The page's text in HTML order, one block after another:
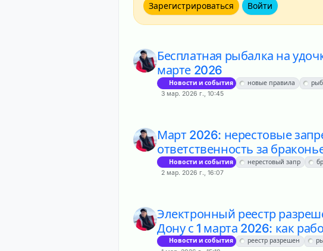
Зарегистрироваться Войти
Бесплатная рыбалка на
марте 2026
Новости и события новые правила
3 мар. 2026 г., 10:45
Март 2026: нерестовые
ответственность за
Новости и события нерестовый запр
2 мар. 2026 г., 16:07
Электронный реестр
Дону с 1 марта 2026: как
Новости и события реестр разрешен